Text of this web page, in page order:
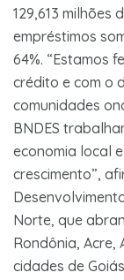
129,613 milhões
empréstimos
64%. “Estamos
crédito e com o
comunidades
BNDES
economia local
crescimento”,
Norte, que
Rondônia, Acre,
cidades de